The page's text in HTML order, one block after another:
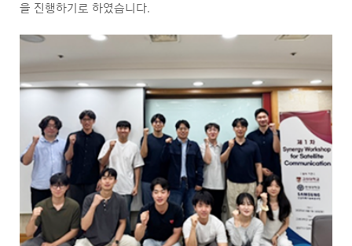
을 진행하기로 하였습니다.